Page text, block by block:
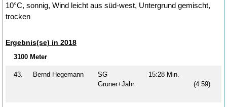
10°C, sonnig, Wind leicht aus süd-west, Untergrund gemischt,
trocken
Ergebnis(se) in 2018
3100 Meter
43. Bernd Hegemann
SG
Gruner+Jahr
15:28 Min.
(4:59)